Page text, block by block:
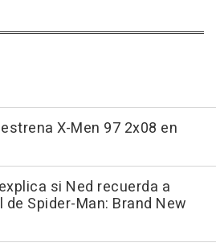
X-Men 97 2x08 en
si Ned recuerda a
Spider-Man: Brand New